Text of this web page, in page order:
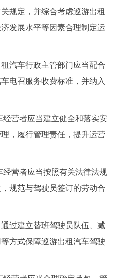
规定，并综合考虑巡游出租
发展水平等因素合理制定运
车行政主管部门应当配合
电召服务收费标准，并纳入
营者应当建立健全和落实安
，履行管理责任，提升运营
营者应当按照有关法律法规
规范与驾驶员签订的劳动合
建立替班驾驶员队伍、减
方式保障巡游出租汽车驾驶